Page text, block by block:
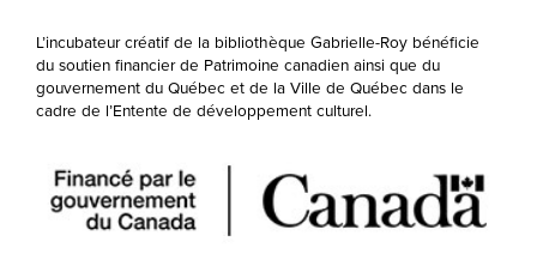
L’incubateur créatif de la bibliothèque Gabrielle-Roy bénéficie
du soutien financier de Patrimoine canadien ainsi que du
gouvernement du Québec et de la Ville de Québec dans le
cadre de l’Entente de développement culturel.